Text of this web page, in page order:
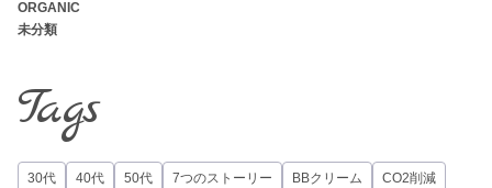
ORGANIC
未分類
Tags
30代 40代 50代 7つのストーリー BBクリーム CO2削減